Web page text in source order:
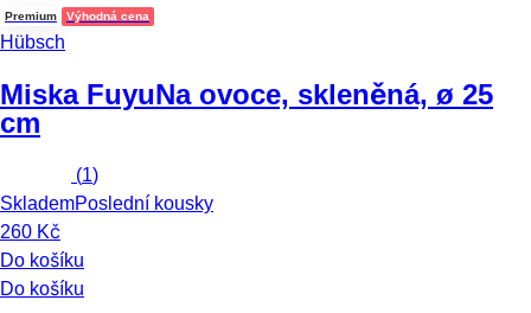
Premium Výhodná cena
Hübsch
Miska FuyuNa ovoce, skleněná, ø 25
cm
(1)
SklademPoslední kousky
260 Kč
Do košíku
Do košíku